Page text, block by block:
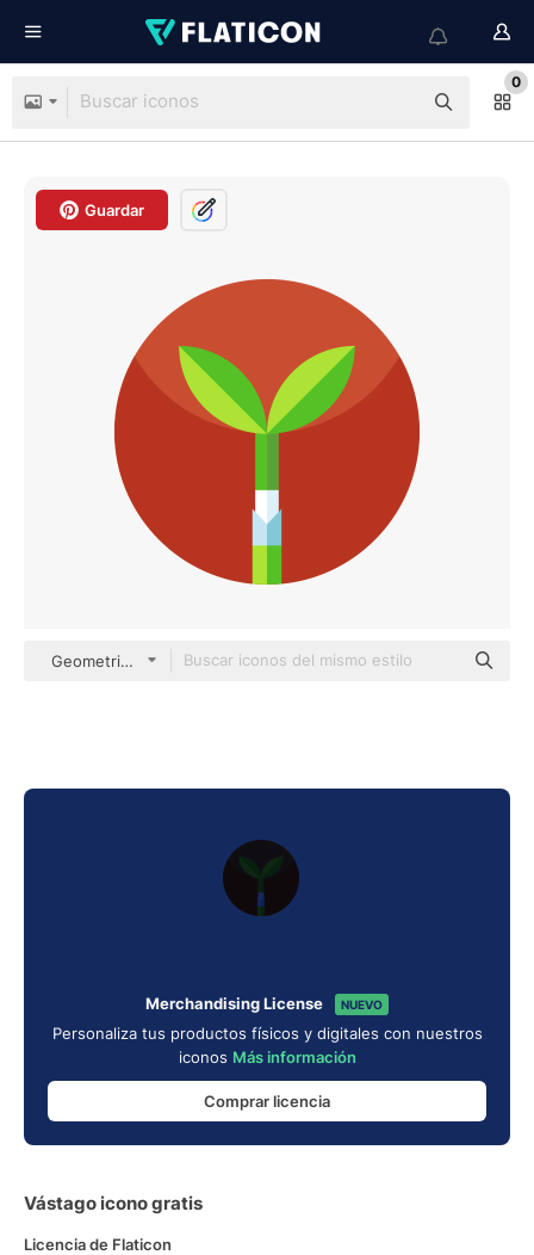
0
Guardar
Geometric Flat Circular Flat
Merchandising License NUEVO
Personaliza tus productos físicos y digitales con nuestros
iconos Más información
Comprar licencia
Vástago icono gratis
Licencia de Flaticon